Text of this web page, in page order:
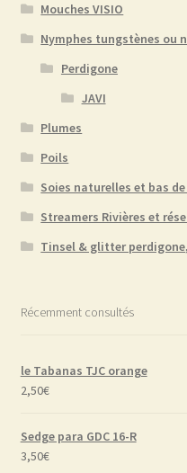
Mouches VISIO
Nymphes tungstènes ou
Perdigone
JAVI
Plumes
Poils
Soies naturelles et bas
Streamers Rivières et
Tinsel & glitter
Récemment consultés
le Tabanas TJC orange
2,50€
Sedge para GDC 16-R
3,50€